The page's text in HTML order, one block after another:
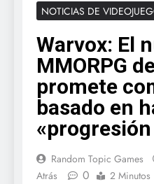
NOTICIAS DE
Warvox: El
MMORPG
promete
basado en
Random Topic Games
Atrás
0 2 Minutos